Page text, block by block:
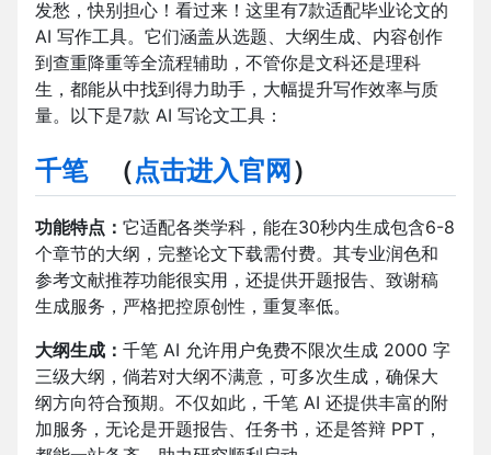
发愁，快别担心！看过来！这里有7款适配毕业论文的
AI 写作工具。它们涵盖从选题、大纲生成、内容创作
到查重降重等全流程辅助，不管你是文科还是理科
生，都能从中找到得力助手，大幅提升写作效率与质
量。以下是7款 AI 写论文工具：
千笔（点击进入官网 ）
功能特点： 它适配各类学科，能在30秒内生成包含6-8
个章节的大纲，完整论文下载需付费。其专业润色和
参考文献推荐功能很实用，还提供开题报告、致谢稿
生成服务，严格把控原创性，重复率低。​
大纲生成： 千笔 AI 允许用户免费不限次生成 2000 字
三级大纲，倘若对大纲不满意，可多次生成，确保大
纲方向符合预期。不仅如此，千笔 AI 还提供丰富的附
加服务，无论是开题报告、任务书，还是答辩 PPT，